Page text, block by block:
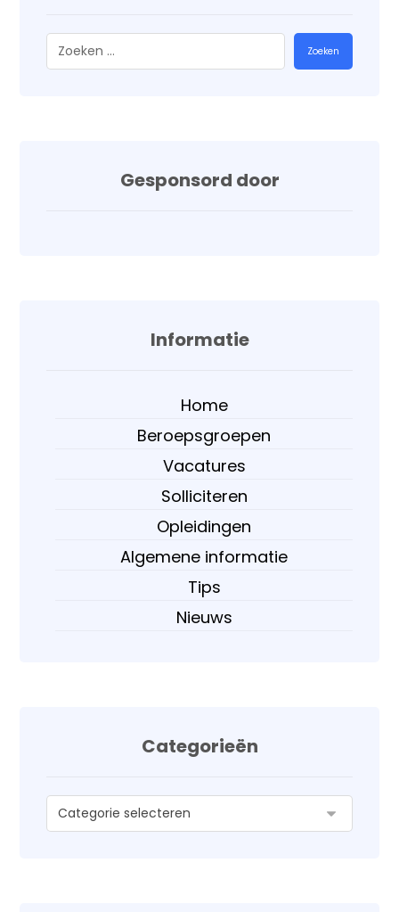
Zoeken
Gesponsord door
Informatie
Home
Beroepsgroepen
Vacatures
Solliciteren
Opleidingen
Algemene informatie
Tips
Nieuws
Categorieën